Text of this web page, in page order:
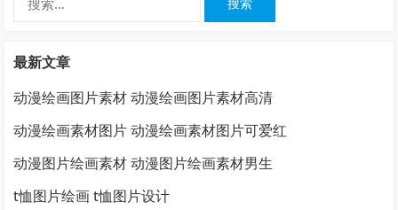
最新文章
动漫绘画图片素材 动漫绘画图片素材高清
动漫绘画素材图片 动漫绘画素材图片可爱红
动漫图片绘画素材 动漫图片绘画素材男生
t恤图片绘画 t恤图片设计